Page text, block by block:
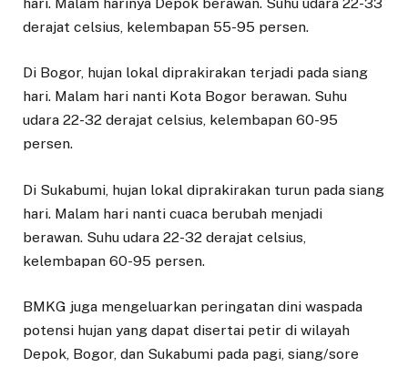
derajat celsius, kelembapan 55-95 persen.
Di Bogor, hujan lokal diprakirakan terjadi pada siang
hari. Malam hari nanti Kota Bogor berawan. Suhu
udara 22-32 derajat celsius, kelembapan 60-95
persen.
Di Sukabumi, hujan lokal diprakirakan turun pada siang
hari. Malam hari nanti cuaca berubah menjadi
berawan. Suhu udara 22-32 derajat celsius,
kelembapan 60-95 persen.
BMKG juga mengeluarkan peringatan dini waspada
potensi hujan yang dapat disertai petir di wilayah
Depok, Bogor, dan Sukabumi pada pagi, siang/sore